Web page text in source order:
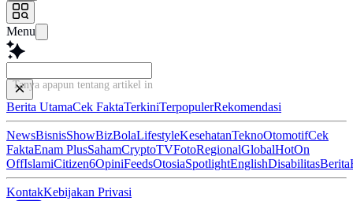
Menu
Tanya apapun tentang artikel ini...
Berita UtamaCek FaktaTerkiniTerpopulerRekomendasi
NewsBisnisShowBizBolaLifestyleKesehatanTeknoOtomotifCek
FaktaEnam PlusSahamCryptoTVFotoRegionalGlobalHotOn
OffIslamiCitizen6OpiniFeedsOtosiaSpotlightEnglishDisabilitasBerita
KontakKebijakan Privasi